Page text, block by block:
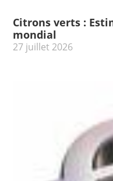
Citrons verts :
mondial
27 juillet 2026